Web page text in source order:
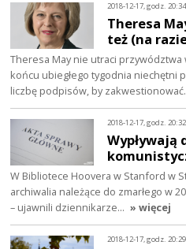
2018-12-17, godz. 20:34
Theresa
też (na
Theresa May nie utraci przywództwa
końcu ubiegłego tygodnia niechętni
liczbę podpisów, by
2018-12-17, godz. 20:32
W Bibliotece Hoovera w Stanford w
archiwalia należące do zmarłego w
– ujawnili dziennikarze… » więcej
2018-12-17, godz. 20:29